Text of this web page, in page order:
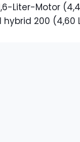
Liter-Motor
hybrid 200 (4,60